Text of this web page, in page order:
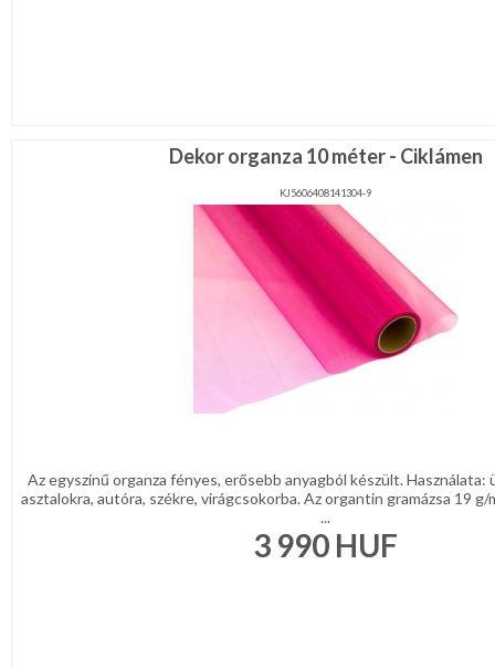
Dekor organza 10 méter - Ciklámen
KJ5606408141304-9
Az egyszínű organza fényes, erősebb anyagból készült. Használata:
asztalokra, autóra, székre, virágcsokorba. Az organtin gramázsa 19 g/
...
3 990 HUF